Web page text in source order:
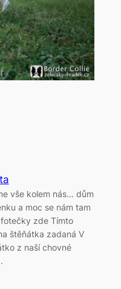
vše kolem nás… dům
a moc se nám tam
zde Tímto
štěňátka zadaná V
z naší chovné